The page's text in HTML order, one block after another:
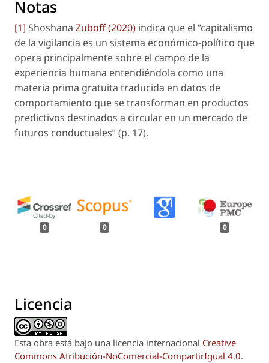
Notas
[1] Shoshana Zuboff (2020) indica que el “capitalismo
de la vigilancia es un sistema económico-político que
opera principalmente sobre el campo de la
experiencia humana entendiéndola como una
materia prima gratuita traducida en datos de
comportamiento que se transforman en productos
predictivos destinados a circular en un mercado de
futuros conductuales” (p. 17).
0 0 0
Licencia
Esta obra está bajo una licencia internacional Creative
Commons Atribución-NoComercial-CompartirIgual 4.0.